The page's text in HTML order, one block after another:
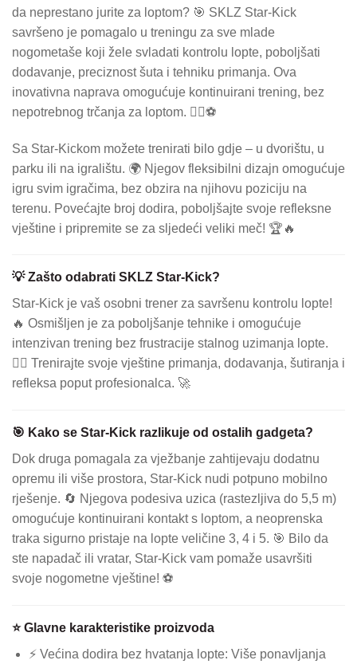
da neprestano jurite za loptom? 🎯 SKLZ Star-Kick
savršeno je pomagalo u treningu za sve mlade
nogometaše koji žele svladati kontrolu lopte, poboljšati
dodavanje, preciznost šuta i tehniku ​​primanja. Ova
inovativna naprava omogućuje kontinuirani trening, bez
nepotrebnog trčanja za loptom. 🏃‍♂️⚽
Sa Star-Kickom možete trenirati bilo gdje – u dvorištu, u
parku ili na igralištu. 🌍 Njegov fleksibilni dizajn omogućuje
igru ​​svim igračima, bez obzira na njihovu poziciju na
terenu. Povećajte broj dodira, poboljšajte svoje refleksne
vještine i pripremite se za sljedeći veliki meč! 🏆🔥
💡 Zašto odabrati SKLZ Star-Kick?
Star-Kick je vaš osobni trener za savršenu kontrolu lopte!
🔥 Osmišljen je za poboljšanje tehnike i omogućuje
intenzivan trening bez frustracije stalnog uzimanja lopte.
🏋️‍♂️ Trenirajte svoje vještine primanja, dodavanja, šutiranja i
refleksa poput profesionalca. 🚀
🎯 Kako se Star-Kick razlikuje od ostalih gadgeta?
Dok druga pomagala za vježbanje zahtijevaju dodatnu
opremu ili više prostora, Star-Kick nudi potpuno mobilno
rješenje. 🔄 Njegova podesiva uzica (rastezljiva do 5,5 m)
omogućuje kontinuirani kontakt s loptom, a neoprenska
traka sigurno pristaje na lopte veličine 3, 4 i 5. 🎯 Bilo da
ste napadač ili vratar, Star-Kick vam pomaže usavršiti
svoje nogometne vještine! ⚽
⭐ Glavne karakteristike proizvoda
⚡ Većina dodira bez hvatanja lopte: Više ponavljanja